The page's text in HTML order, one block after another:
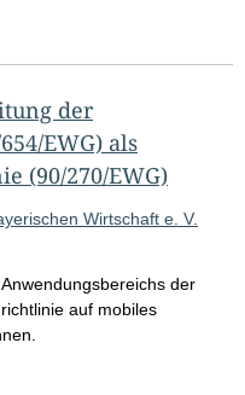
der
EWG) als
(90/270/EWG)
Wirtschaft e. V.
der
auf mobiles